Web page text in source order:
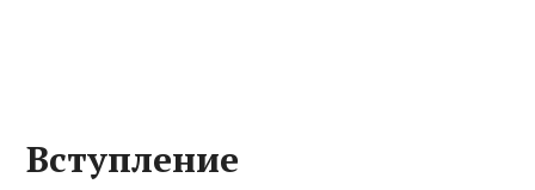
Вступление